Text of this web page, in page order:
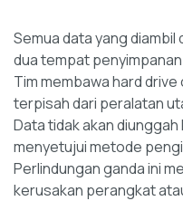
Semua data yang diambil
dua tempat
Tim membawa hard
terpisah dari peralatan
Data tidak akan
menyetujui metode
Perlindungan ganda ini
kerusakan perangkat